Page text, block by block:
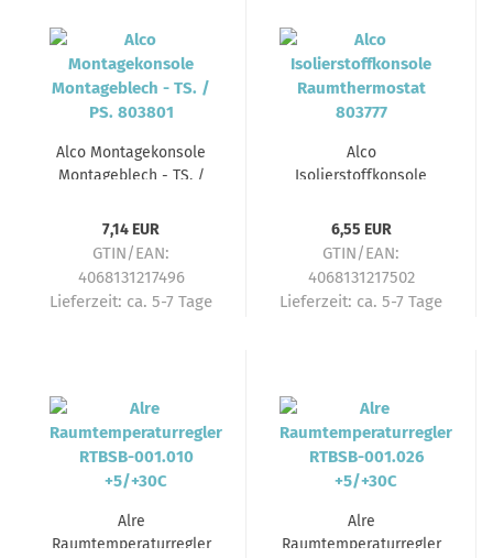
Alco Montagekonsole
Montageblech - TS. /
7,14 EUR
GTIN/EAN:
4068131217496
Lieferzeit: ca. 5-7 Tage
Alco
Isolierstoffkonsole
803777
6,55 EUR
GTIN/EAN:
4068131217502
Lieferzeit: ca. 5-7 Tage
Alre
Raumtemperaturregler
Alre
Raumtemperaturregler